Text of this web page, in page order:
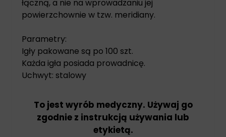
łączną, a nie na wprowadzaniu jej
powierzchownie w tzw. meridiany.
Parametry:
Igły pakowane są po 100 szt.
Każda igła posiada prowadnicę.
Uchwyt: stalowy
To jest wyrób medyczny. Używaj go
zgodnie z instrukcją używania lub
etykietą.